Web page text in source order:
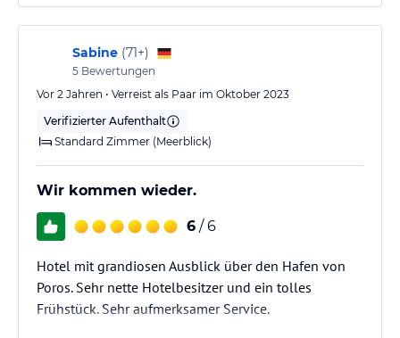
Sabine (71+)
5 Bewertungen
Vor 2 Jahren • Verreist als Paar im Oktober 2023
Verifizierter Aufenthalt
Standard Zimmer (Meerblick)
Wir kommen wieder.
6 / 6
Hotel mit grandiosen Ausblick über den Hafen von
Poros. Sehr nette Hotelbesitzer und ein tolles
Frühstück. Sehr aufmerksamer Service.